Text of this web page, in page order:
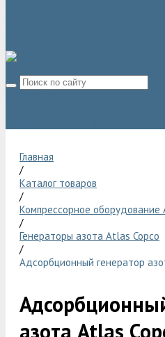
Главная
/
Каталог товаров
/
Компрессорное оборудование
/
Генераторы азота Atlas Copco
/
Адсорбционный генератор
азота Atlas